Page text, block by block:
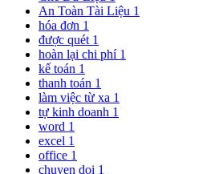
An Toàn Tài Liệu 1
hóa đơn 1
được quét 1
hoàn lại chi phí 1
kế toán 1
thanh toán 1
làm việc từ xa 1
tự kinh doanh 1
word 1
excel 1
office 1
chuyen doi 1